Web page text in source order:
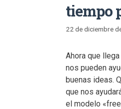
tiempo
22 de diciembre
Ahora que
nos pueden
buenas ideas.
que nos
el modelo